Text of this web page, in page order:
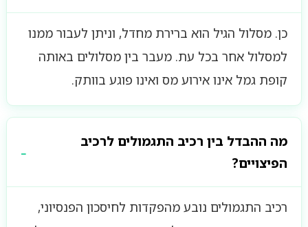
כן. מסלול הגיל הוא ברירת מחדל, וניתן לעבור ממנו
למסלול אחר בכל עת. מעבר בין מסלולים באותה
קופת גמל אינו אירוע מס ואינו פוגע בוותק.
מה ההבדל בין רכיב התגמולים לרכיב
הפיצויים?
רכיב התגמולים נובע מהפקדות לחיסכון הפנסיוני,